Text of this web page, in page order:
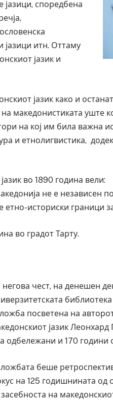
јазици, споредбена
јазици итн. Оттаму
јазик и
јазик како и
македонистиката уште
на кој им била важна
и етнолигвистика,
во 1890 година вели:
не е независен
етно-историски граници
во градот Тарту.
негова чест, на денешен
посветена на
јазик
одбележани и 170 години
беше
на 125 годишнината од
засебноста на
во ресторан
– експлозивот бил
подарок
во